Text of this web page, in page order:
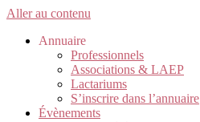
Aller au contenu
Annuaire
Professionnels
Associations & LAEP
Lactariums
S’inscrire dans l’annuaire
Évènements